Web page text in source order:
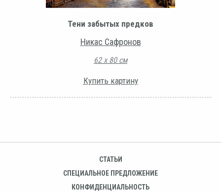
Тени забытых предков
Никас Сафронов
62 х 80 см
Купить картину
СТАТЬИ
СПЕЦИАЛЬНОЕ ПРЕДЛОЖЕНИЕ
КОНФИДЕНЦИАЛЬНОСТЬ